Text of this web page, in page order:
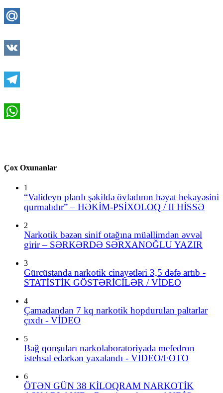
Çox Oxunanlar
1
“Valideyn planlı şəkildə övladının həyat hekayəsini
qurmalıdır” – HƏKİM-PSİXOLOQ / II HİSSƏ
2
Narkotik bəzən sinif otağına müəllimdən əvvəl
girir – SƏRKƏRDƏ SƏRXANOĞLU YAZIR
3
Gürcüstanda narkotik cinayətləri 3,5 dəfə artıb -
STATİSTİK GÖSTƏRİCİLƏR / VİDEO
4
Çamadandan 7 kq narkotik hopdurulan paltarlar
çıxdı - VİDEO
5
Bağ qonşuları narkolaboratoriyada mefedron
istehsal edərkən yaxalandı - VIDEO/FOTO
6
ÖTƏN GÜN 38 KİLOQRAM NARKOTİK